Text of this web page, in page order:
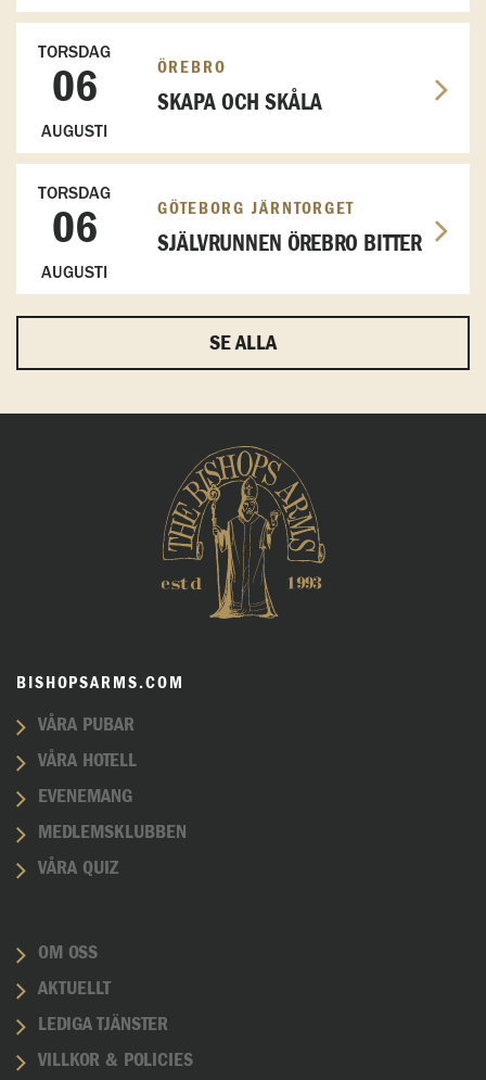
TORSDAG
06
AUGUSTI
ÖREBRO
SKAPA OCH SKÅLA
TORSDAG
06
AUGUSTI
GÖTEBORG JÄRNTORGET
SJÄLVRUNNEN ÖREBRO BITTER
SE ALLA
BISHOPSARMS.COM
VÅRA PUBAR
VÅRA HOTELL
EVENEMANG
MEDLEMSKLUBBEN
VÅRA QUIZ
OM OSS
AKTUELLT
LEDIGA TJÄNSTER
VILLKOR & POLICIES